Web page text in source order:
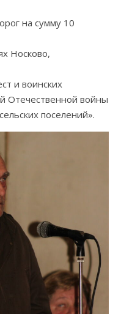
на сумму 10
Носково,
и воинских
Отечественной войны
поселений».